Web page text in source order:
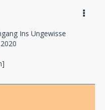
Ins Ungewisse